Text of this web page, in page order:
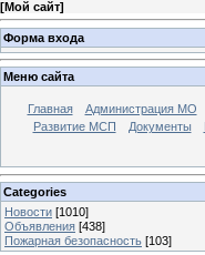
[Мой сайт]
Форма входа
Меню сайта
Главная Администрация МО
Развитие МСП
Документы
Categories
Новости [1010]
Объявления [438]
Пожарная безопасность [103]